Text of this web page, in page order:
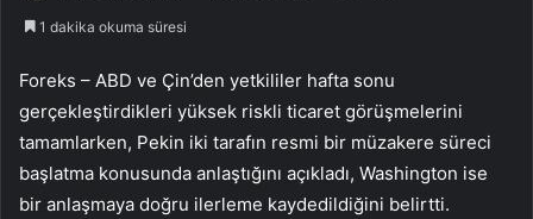
1 dakika okuma süresi
Foreks – ABD ve Çin’den yetkililer hafta sonu
gerçekleştirdikleri yüksek riskli ticaret görüşmelerini
tamamlarken, Pekin iki tarafın resmi bir müzakere süreci
başlatma konusunda anlaştığını açıkladı, Washington ise
bir anlaşmaya doğru ilerleme kaydedildiğini belirtti.